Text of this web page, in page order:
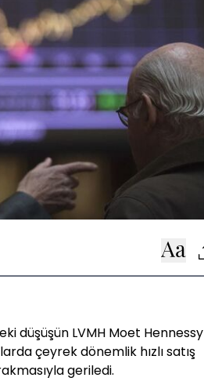
düşüşün LVMH Moet Hennessy
çeyrek dönemlik hızlı satış
geriledi.